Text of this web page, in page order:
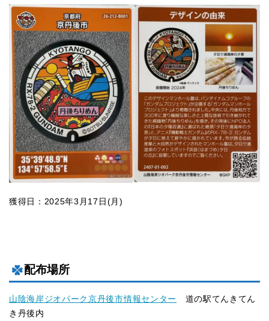
獲得日：2025年3月17日(月)
配布場所
山陰海岸ジオパーク京丹後市情報センター
道の駅てんきてん
き丹後内